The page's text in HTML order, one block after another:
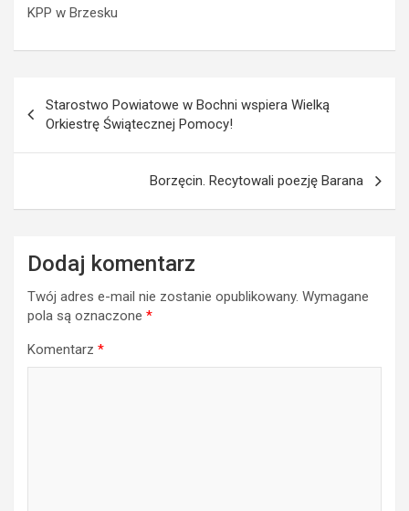
KPP w Brzesku
wpisu
Starostwo Powiatowe w Bochni wspiera Wielką
Orkiestrę Świątecznej Pomocy!
Borzęcin. Recytowali poezję Barana
Dodaj komentarz
Twój adres e-mail nie zostanie opublikowany. Wymagane
pola są oznaczone *
Komentarz *